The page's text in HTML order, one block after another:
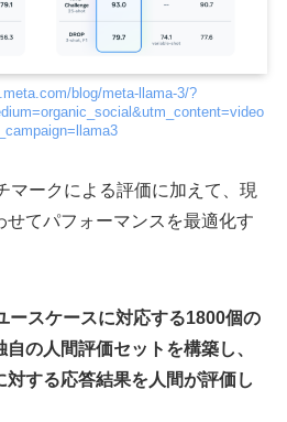
blog/meta-llama-3/?
マークによる評価に加えて、現
てパフォーマンスを最適化す
ースケースに対応する1800個の
の人間評価セットを構築し、
する応答結果を人間が評価し